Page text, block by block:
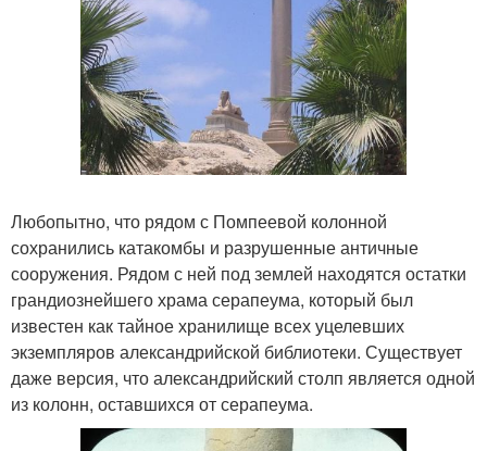
Любопытно, что рядом с Помпеевой колонной
сохранились катакомбы и разрушенные античные
сооружения. Рядом с ней под землей находятся остатки
грандиознейшего храма серапеума, который был
известен как тайное хранилище всех уцелевших
экземпляров александрийской библиотеки. Существует
даже версия, что александрийский столп является одной
из колонн, оставшихся от серапеума.